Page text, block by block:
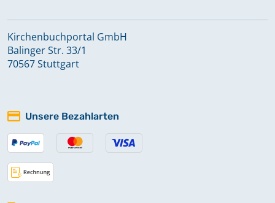
Kirchenbuchportal GmbH
Balinger Str. 33/1
70567 Stuttgart
Unsere Bezahlarten